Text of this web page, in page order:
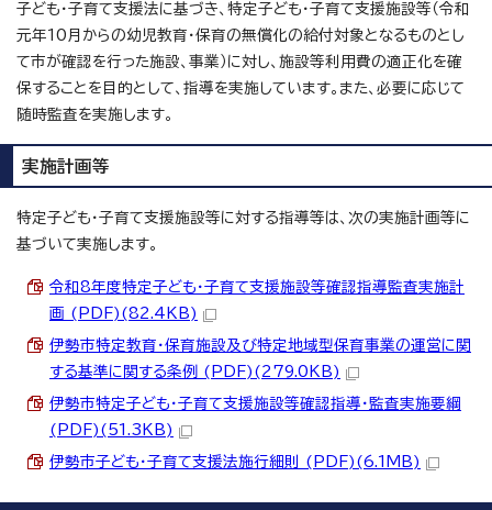
子ども・子育て支援法に基づき、特定子ども・子育て支援施設等（令和
元年10月からの幼児教育・保育の無償化の給付対象となるものとし
て市が確認を行った施設、事業）に対し、施設等利用費の適正化を確
保することを目的として、指導を実施しています。また、必要に応じて
随時監査を実施します。
実施計画等
特定子ども・子育て支援施設等に対する指導等は、次の実施計画等に
基づいて実施します。
令和8年度特定子ども・子育て支援施設等確認指導監査実施計
画 (PDF)(82.4KB)
伊勢市特定教育・保育施設及び特定地域型保育事業の運営に関
する基準に関する条例 (PDF)(279.0KB)
伊勢市特定子ども・子育て支援施設等確認指導・監査実施要綱
(PDF)(51.3KB)
伊勢市子ども・子育て支援法施行細則 (PDF)(6.1MB)